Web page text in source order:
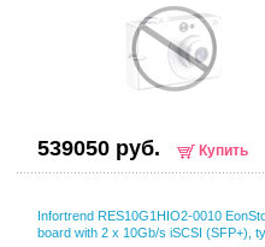
539050 руб. Купить
Infortrend RES10G1HIO2-0010
board with 2 x 10Gb/s iSCSI (SFP+),